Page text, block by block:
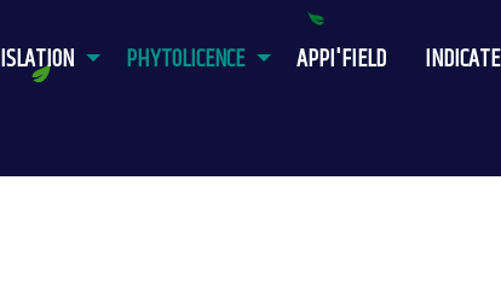
PHYTOLICENCE APPI'FIELD